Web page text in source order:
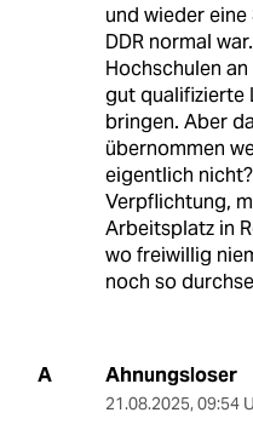
und wieder
DDR normal
Hochschulen
gut qualifizierte
bringen. Aber
übernommen
eigentlich
Verpflichtung,
Arbeitsplatz in
wo freiwillig
noch so
A Ahnungsloser
21.08.2025, 09:54